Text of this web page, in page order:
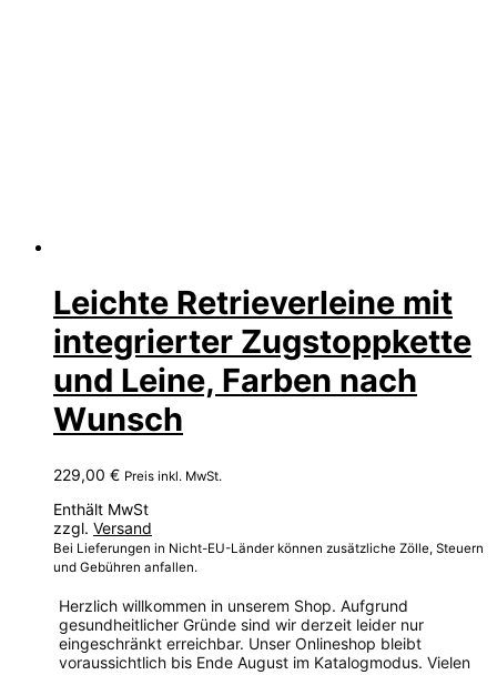
Leichte Retrieverleine mit
integrierter Zugstoppkette
und Leine, Farben nach
Wunsch
229,00 € Preis inkl. MwSt.
Enthält MwSt
zzgl. Versand
Bei Lieferungen in Nicht-EU-Länder können zusätzliche Zölle, Steuern
und Gebühren anfallen.
Herzlich willkommen in unserem Shop. Aufgrund
gesundheitlicher Gründe sind wir derzeit leider nur
eingeschränkt erreichbar. Unser Onlineshop bleibt
voraussichtlich bis Ende August im Katalogmodus. Vielen